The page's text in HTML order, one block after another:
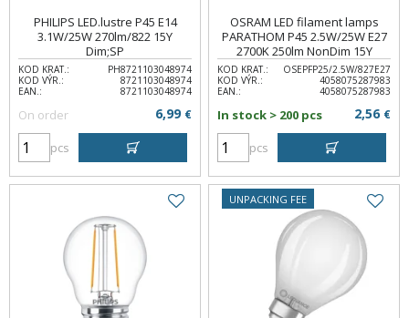
PHILIPS LED.lustre P45 E14
3.1W/25W 270lm/822 15Y
Dim;SP
KOD KRAT.:
PH8721103048974
KOD VÝR.:
8721103048974
EAN.:
8721103048974
On order 6,99 €
pcs
OSRAM LED filament lamps
PARATHOM P45 2.5W/25W E27
2700K 250lm NonDim 15Y
KOD KRAT.:
OSEPFP25/2.5W/827E27
KOD VÝR.:
4058075287983
EAN.:
4058075287983
In stock > 200 pcs 2,56 €
pcs
UNPACKING FEE